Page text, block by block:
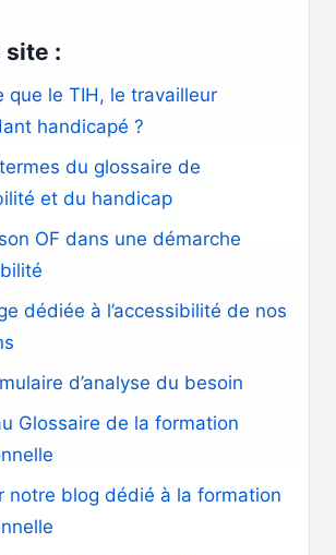
site :
que le TIH, le travailleur
handicapé ?
du glossaire de
et du handicap
OF dans une démarche
dédiée à l’accessibilité de nos
d’analyse du besoin
Glossaire de la formation
notre blog dédié à la formation